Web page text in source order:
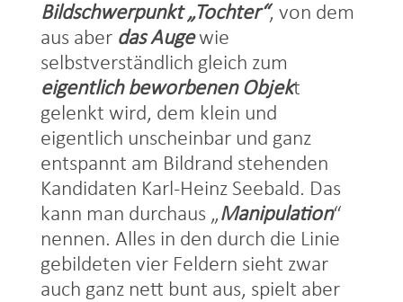
Bildschwerpunkt „Tochter“, von dem
aus aber das Augewie
selbstverständlich gleich zum
eigentlich beworbenen Objekt
gelenkt wird, dem klein und
eigentlich unscheinbar und ganz
entspannt am Bildrand stehenden
Kandidaten Karl-Heinz Seebald. Das
kann man durchaus „Manipulation“
nennen. Alles in den durch die Linie
gebildeten vier Feldern sieht zwar
auch ganz nett bunt aus, spielt aber